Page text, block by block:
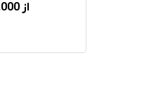
از 75٬350٬000